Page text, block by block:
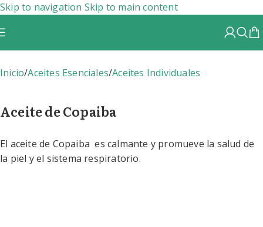
Skip to navigation Skip to main content
Inicio/Aceites Esenciales/Aceites Individuales
Aceite de Copaiba
El aceite de Copaiba es calmante y promueve la salud de
la piel y el sistema respiratorio.